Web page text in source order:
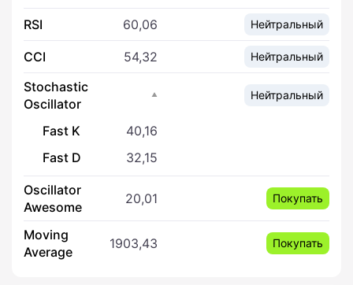
RSI 60,06 Нейтральный
CCI 54,32 Нейтральный
Stochastic
Oscillator
Нейтральный
Fast K
40,16
Fast D
32,15
Oscillator
Awesome
20,01 Покупать
Moving
Average
1903,43 Покупать